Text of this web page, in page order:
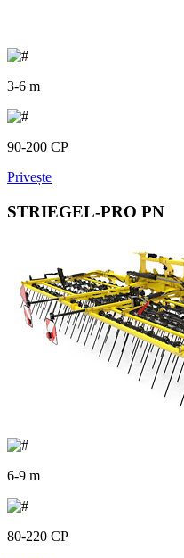
3-6 m
90-200 CP
Privește
STRIEGEL-PRO PN
6-9 m
80-220 CP